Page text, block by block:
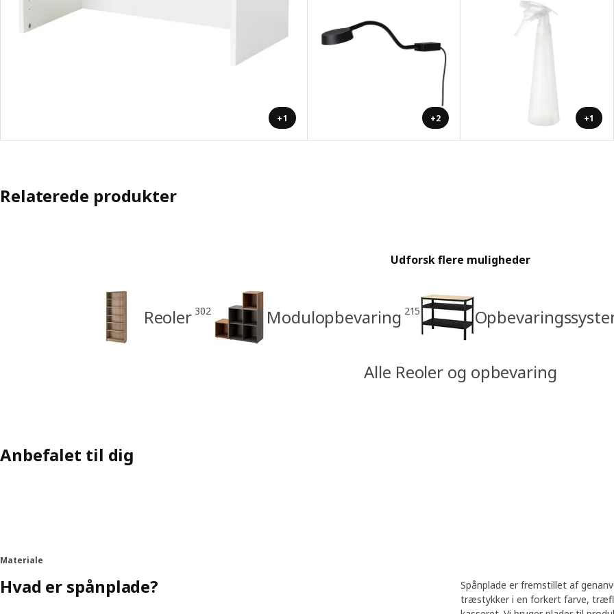
+1 +2 +1
Relaterede produkter
Udforsk flere muligheder
Reoler 302 Modulopbevaring 215
Alle Reoler og opbevaring
Anbefalet til dig
Materiale
Hvad er spånplade?
Spånplade er fremstillet af
træstykker i en forkert farve,